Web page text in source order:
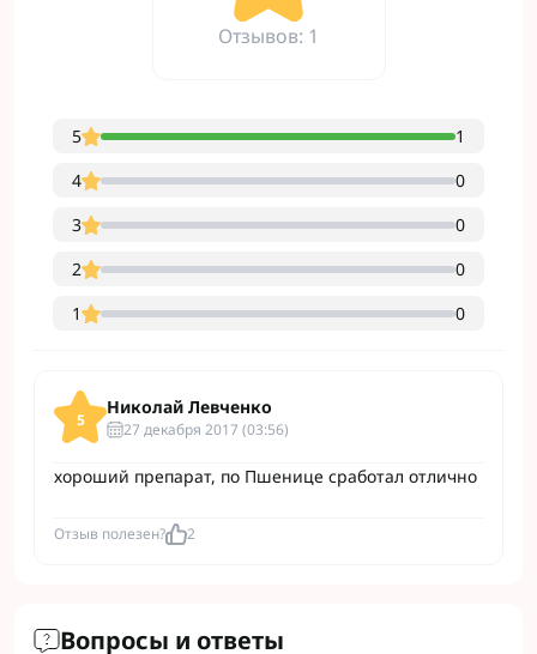
Отзывов: 1
5
1
4
0
3
0
2
0
1
0
5
Николай Левченко
27 декабря 2017 (03:56)
хороший препарат, по Пшенице сработал отлично
Отзыв полезен? 2
Вопросы и ответы